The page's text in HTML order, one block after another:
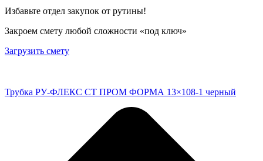
Избавьте отдел закупок от рутины!
Закроем смету любой сложности «под ключ»
Загрузить смету
Трубка РУ-ФЛЕКС СТ ПРОМ ФОРМА 13×108-1 черный